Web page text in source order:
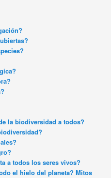
la biodiversidad a todos?
a todos los seres vivos?
el hielo del planeta? Mitos